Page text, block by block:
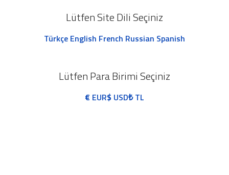
Lütfen Site Dili Seçiniz
Türkçe English French Russian Spanish
Lütfen Para Birimi Seçiniz
€ EUR$ USD₺TL